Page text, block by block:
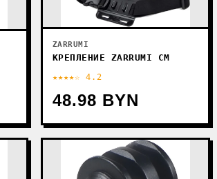
ZARRUMI
КРЕПЛЕНИЕ ZARRUMI СM
★★★★☆ 4.2
48.98 BYN